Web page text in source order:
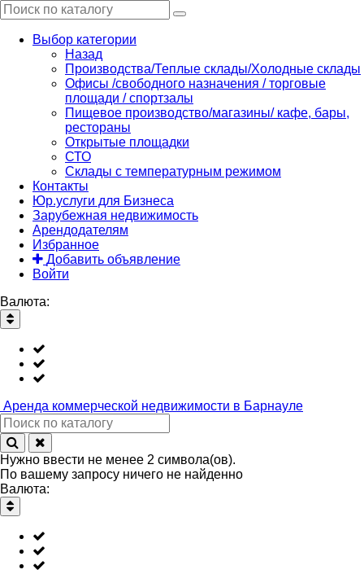
Выбор категории
Назад
Производства/Теплые склады/Холодные склады
Офисы /свободного назначения / торговые
площади / спортзалы
Пищевое производство/магазины/ кафе, бары,
рестораны
Открытые площадки
СТО
Склады с температурным режимом
Контакты
Юр.услуги для Бизнеса
Зарубежная недвижимость
Арендодателям
Избранное
Добавить объявление
Войти
Валюта:
Аренда коммерческой недвижимости в Барнауле
Нужно ввести не менее 2 символа(ов).
По вашему запросу ничего не найденно
Валюта: